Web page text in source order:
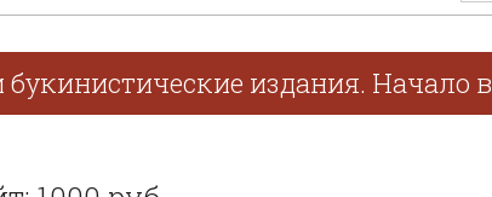
издания. Начало в